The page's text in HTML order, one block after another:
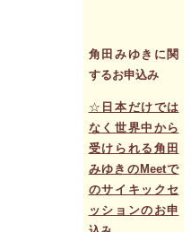
角田みゆきに関
するお申込み
☆ 日本だけでは
なく世界中から
受けられる角田
みゆきのMeetで
のサイキックセ
ッションのお申